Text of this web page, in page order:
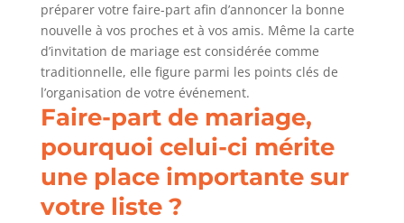
préparer votre faire-part afin d’annoncer la bonne
nouvelle à vos proches et à vos amis. Même la carte
d’invitation de mariage est considérée comme
traditionnelle, elle figure parmi les points clés de
l’organisation de votre événement.
Faire-part de mariage,
pourquoi celui-ci mérite
une place importante sur
votre liste ?